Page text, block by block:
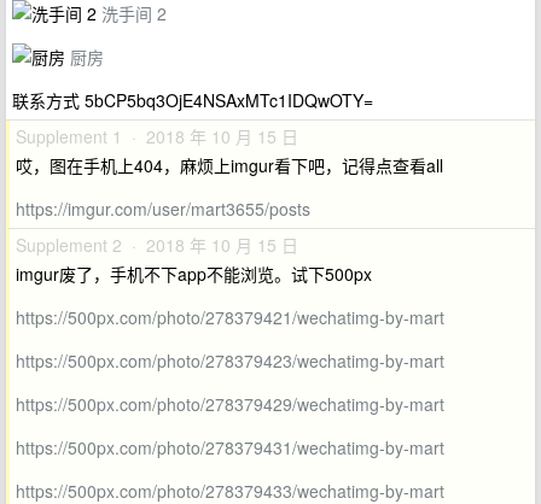
洗手间 2
厨房
联系方式 5bCP5bq3OjE4NSAxMTc1IDQwOTY=
Supplement 1 · 2018 年 10 月 15 日
哎，图在手机上404，麻烦上imgur看下吧，记得点查看all
https://imgur.com/user/mart3655/posts
Supplement 2 · 2018 年 10 月 15 日
imgur废了，手机不下app不能浏览。试下500px
https://500px.com/photo/278379421/wechatimg-by-mart
https://500px.com/photo/278379423/wechatimg-by-mart
https://500px.com/photo/278379429/wechatimg-by-mart
https://500px.com/photo/278379431/wechatimg-by-mart
https://500px.com/photo/278379433/wechatimg-by-mart